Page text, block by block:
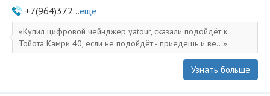
+7(964)372...ещё
Купил цифровой чейнджер yatour, сказали подойдёт к
Тойота Камри 40, если не подойдёт - приедешь и ве...
Узнать больше